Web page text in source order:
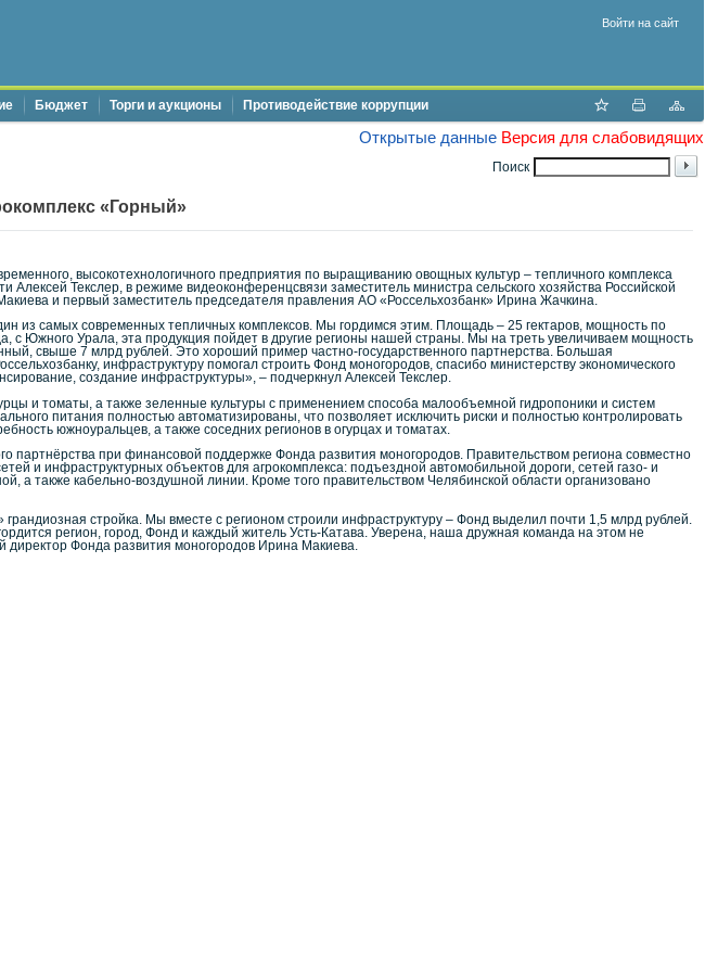
Войти на сайт
Бюджет Торги и аукционы Противодействие коррупции
Открытые данные Версия для слабовидящих
Поиск
«Горный»
высокотехнологичного предприятия по выращиванию овощных культур – тепличного комплекса
Текслер, в режиме видеоконференцсвязи заместитель министра сельского хозяйства Российской
и первый заместитель председателя правления АО «Россельхозбанк» Ирина Жачкина.
из самых современных тепличных комплексов. Мы гордимся этим. Площадь – 25 гектаров, мощность по
с Южного Урала, эта продукция пойдет в другие регионы нашей страны. Мы на треть увеличиваем мощность
свыше 7 млрд рублей. Это хороший пример частно-государственного партнерства. Большая
инфраструктуру помогал строить Фонд моногородов, спасибо министерству экономического
создание инфраструктуры», – подчеркнул Алексей Текслер.
и томаты, а также зеленные культуры с применением способа малообъемной гидропоники и систем
питания полностью автоматизированы, что позволяет исключить риски и полностью контролировать
южноуральцев, а также соседних регионов в огурцах и томатах.
партнёрства при финансовой поддержке Фонда развития моногородов. Правительством региона совместно
и инфраструктурных объектов для агрокомплекса: подъездной автомобильной дороги, сетей газо- и
а также кабельно-воздушной линии. Кроме того правительством Челябинской области организовано
стройка. Мы вместе с регионом строили инфраструктуру – Фонд выделил почти 1,5 млрд рублей.
регион, город, Фонд и каждый житель Усть-Катава. Уверена, наша дружная команда на этом не
Фонда развития моногородов Ирина Макиева.